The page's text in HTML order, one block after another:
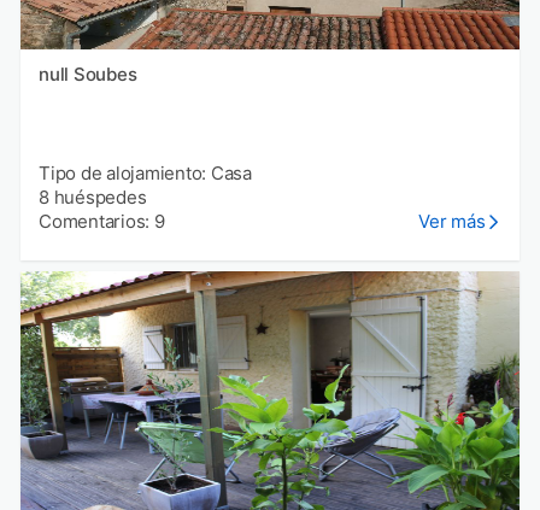
null Soubes
Tipo de alojamiento: Casa
8 huéspedes
Comentarios: 9
Ver más